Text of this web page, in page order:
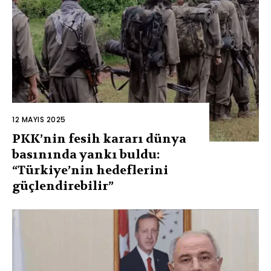
12 MAYIS 2025
PKK’nin fesih kararı dünya
basınında yankı buldu:
“Türkiye’nin hedeflerini
güçlendirebilir”